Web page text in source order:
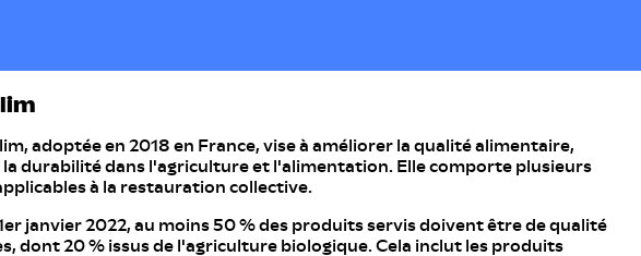
E 952 Cyclamate
E 954 Saccharine
E 962 Sel d’Aspartame et Acésulfame
adoptée en 2018 en France, vise à améliorer la qualité alimentaire,
la durabilité dans l'agriculture et l'alimentation. Elle comporte plusieurs
à la restauration collective.
janvier 2022, au moins 50 % des produits servis doivent être de qualité
dont 20 % issus de l'agriculture biologique. Cela inclut les produits